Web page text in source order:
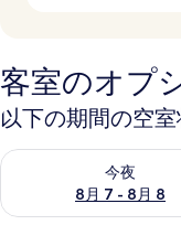
客室のオプ
以下の期間の空
今夜
8月 7 - 8月 8
今夜 8月 7 - 8月 8 の空